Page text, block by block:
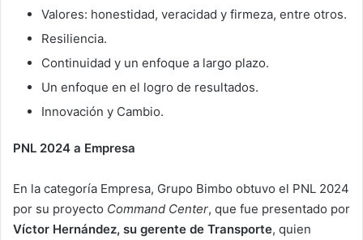
Valores: honestidad, veracidad y firmeza, entre otros.
Resiliencia.
Continuidad y un enfoque a largo plazo.
Un enfoque en el logro de resultados.
Innovación y Cambio.
PNL 2024 a Empresa
En la categoría Empresa, Grupo Bimbo obtuvo el PNL 2024
por su proyecto Command Center, que fue presentado por
Víctor Hernández, su gerente de Transporte, quien